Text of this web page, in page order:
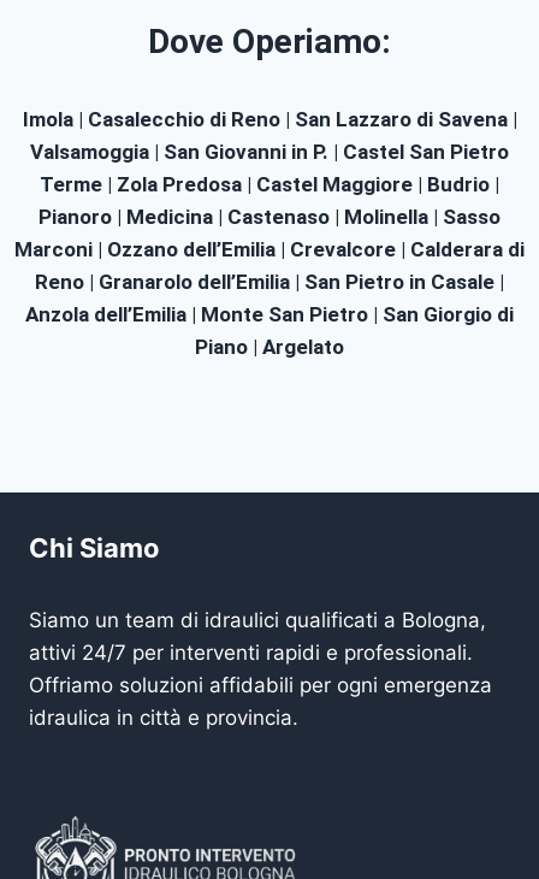
Dove Operiamo:
Imola | Casalecchio di Reno | San Lazzaro di Savena |
Valsamoggia | San Giovanni in P. | Castel San Pietro
Terme | Zola Predosa | Castel Maggiore | Budrio |
Pianoro | Medicina | Castenaso | Molinella | Sasso
Marconi | Ozzano dell’Emilia | Crevalcore | Calderara di
Reno | Granarolo dell’Emilia | San Pietro in Casale |
Anzola dell’Emilia | Monte San Pietro | San Giorgio di
Piano | Argelato
Chi Siamo
Siamo un team di idraulici qualificati a Bologna,
attivi 24/7 per interventi rapidi e professionali.
Offriamo soluzioni affidabili per ogni emergenza
idraulica in città e provincia.